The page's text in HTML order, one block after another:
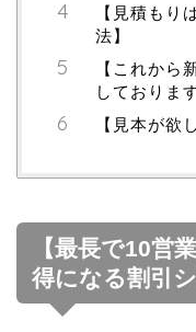
【見積もり
法】
【これから
しておりま
【見本が欲
【最長で10営
得になる割引シ